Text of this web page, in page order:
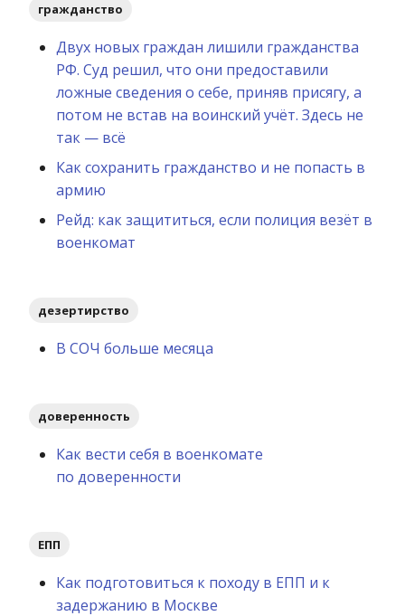
гражданство
Двух новых граждан лишили гражданства
РФ. Суд решил, что они предоставили
ложные сведения о себе, приняв присягу, а
потом не встав на воинский учёт. Здесь не
так — всё
Как сохранить гражданство и не попасть в
армию
Рейд: как защититься, если полиция везёт в
военкомат
дезертирство
В СОЧ больше месяца
доверенность
Как вести себя в военкомате
по доверенности
ЕПП
Как подготовиться к походу в ЕПП и к
задержанию в Москве